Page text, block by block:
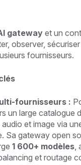
gateway et un
observer,
fournisseurs.
fournisseurs :
un large catalogue
et image via
Sa gateway open
1 600+ modèles,
et routage